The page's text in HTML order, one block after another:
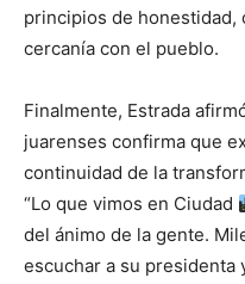
principios de honestidad,
cercanía con el pueblo.
Finalmente, Estrada
juarenses confirma que
continuidad de la
“Lo que vimos en Ciudad
del ánimo de la gente.
escuchar a su presidenta